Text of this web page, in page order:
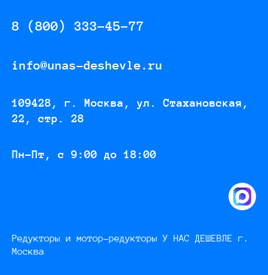
8 (800) 333-45-77
info@unas-deshevle.ru
109428, г. Москва, ул. Стахановская,
22, стр. 28
Пн-Пт, с 9:00 до 18:00
Редукторы и мотор-редукторы У НАС ДЕШЕВЛЕ г.
Москва